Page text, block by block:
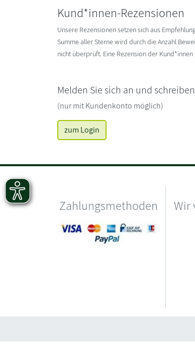
Kund*innen-Rezensionen
Unsere Rezensionen setzen sich aus
Summe aller Sterne wird durch die Anzahl
nicht überprüft. Eine Rezension der
Melden Sie sich an und
(nur mit Kundenkonto möglich)
zum Login
Zahlungsmethoden Wir